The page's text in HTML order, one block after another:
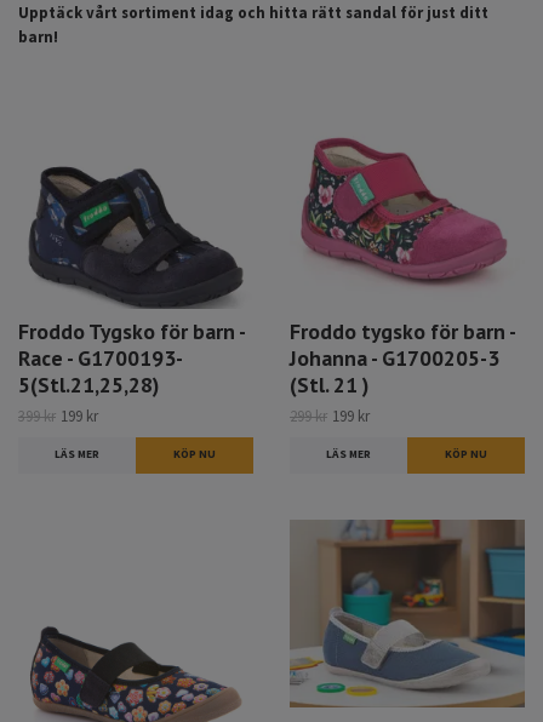
Upptäck vårt sortiment idag och hitta rätt sandal för just ditt
barn!
Froddo Tygsko för barn -
Race - G1700193-
5(Stl.21,25,28)
399 kr 199 kr
LÄS MER KÖP NU
Froddo tygsko för barn -
Johanna - G1700205-3
(Stl. 21 )
299 kr 199 kr
LÄS MER KÖP NU